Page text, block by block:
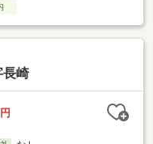
長崎